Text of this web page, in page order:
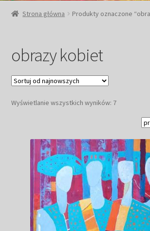
Małe obrazy
Postacie
Kwiaty
Obrazy abstrakcyjne
Wabi sabi
Strona główna Produkty oznaczone
obrazy kobiet
Wyświetlanie wszystkich wyników: 7